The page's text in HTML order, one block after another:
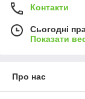
Контакти
Сьогодні
Показати
Про нас